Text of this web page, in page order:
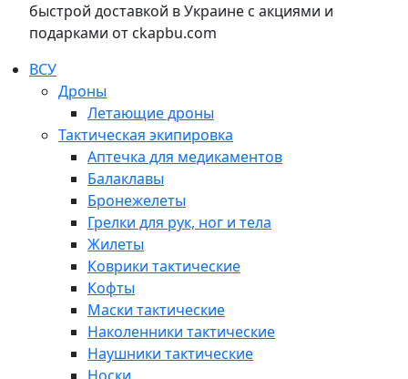
быстрой доставкой в Украине с акциями и
подарками от ckapbu.com
ВСУ
Дроны
Летающие дроны
Тактическая экипировка
Аптечка для медикаментов
Балаклавы
Бронежелеты
Грелки для рук, ног и тела
Жилеты
Коврики тактические
Кофты
Маски тактические
Наколенники тактические
Наушники тактические